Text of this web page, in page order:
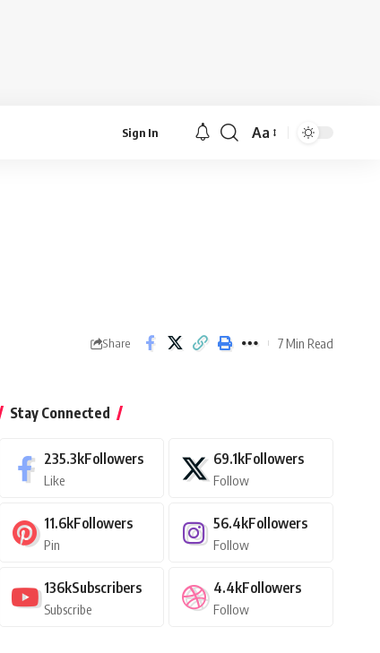
Sign In
Font
Aa
Share 7 Min Read
Stay Connected
235.3kFollowers
Like
69.1kFollowers
Follow
11.6kFollowers
Pin
56.4kFollowers
Follow
136kSubscribers
Subscribe
4.4kFollowers
Follow